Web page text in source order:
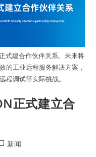
式建合作伙伴关系。未来将
的工业远程服务解决方案，
程调试等实际挑战。
正式建立合
新闻